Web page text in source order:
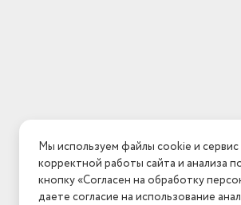
Мы используем файлы cookie и
корректной работы сайта и анализа
кнопку «Согласен на обработку
даете согласие на использование